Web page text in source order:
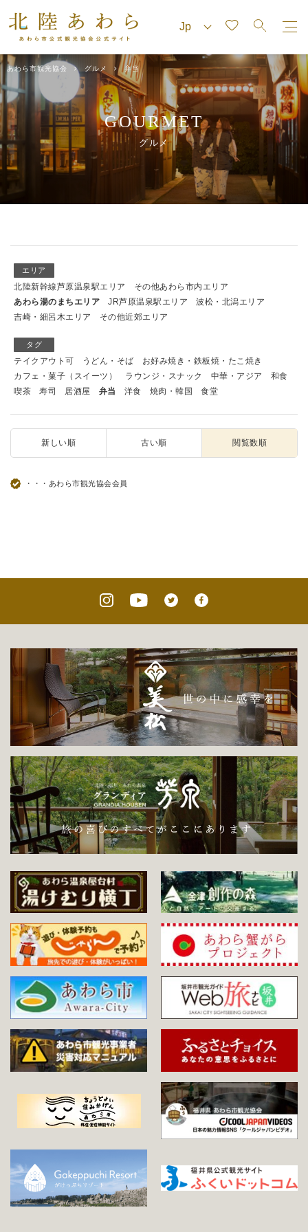
あわら市観光協会 グルメ 弁当
GOURMET
グルメ
エリア
北陸新幹線芦原温泉駅エリア
その他あわら市内エリア
あわら湯のまちエリア
JR芦原温泉駅エリア
波松・北潟エリア
吉崎・細呂木エリア
その他近郊エリア
タグ
テイクアウト可 うどん・そば
お好み焼き・鉄板焼・たこ焼き
カフェ・菓子（スイーツ）
ラウンジ・スナック 中華・アジア
和食
喫茶
寿司 居酒屋 弁当 洋食 焼肉・韓国 食堂
新しい順 古い順 閲覧数順
・・・あわら市観光協会会員